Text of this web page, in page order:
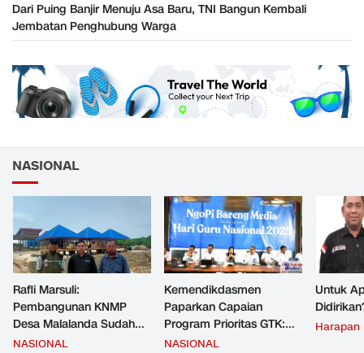
Dari Puing Banjir Menuju Asa Baru, TNI Bangun Kembali
Jembatan Penghubung Warga
NASIONAL
Rafli Marsuli:
Pembangunan KNMP
Desa Malalanda Sudah
Mencapai 69 Persen dan
NASIONAL
Kemendikdasmen
Paparkan Capaian
Program Prioritas GTK:
Kompetensi Meningkat,
NASIONAL
Untuk
Harapan